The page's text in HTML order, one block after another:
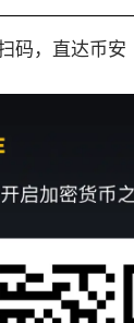
码，直达币安